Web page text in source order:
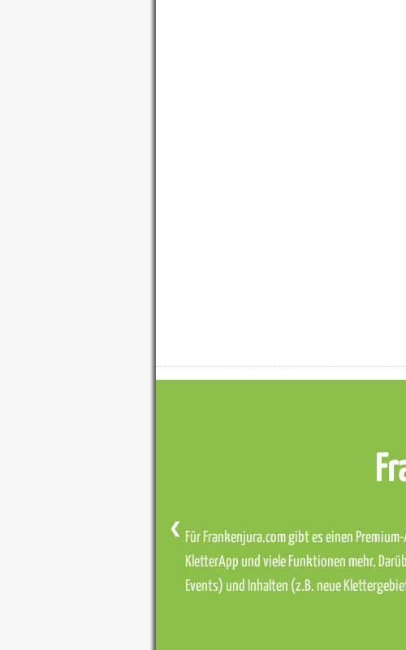
Für Frankenjura.com gibt es einen
KletterApp und viele Funktionen mehr.
Events) und Inhalten (z.B. neue
❮